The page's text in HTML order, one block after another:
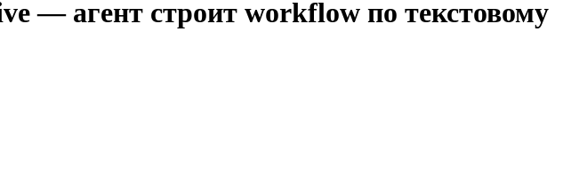
— агент строит workflow по текстовому